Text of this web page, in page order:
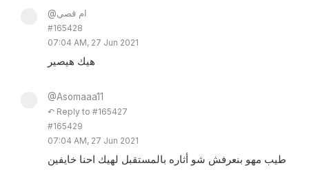
@ام قصي
#165428
07:04 AM, 27 Jun 2021
هيك هيصير
@Asomaaa11
↶ Reply to #165427
#165429
07:04 AM, 27 Jun 2021
طيب مهو بنعرفش شو أثاره بالمستقبل لهيك احنا خايفين